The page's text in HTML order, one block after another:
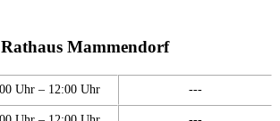
Mammendorf
Uhr – 12:00 Uhr ---